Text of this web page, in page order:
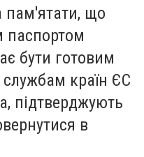
пам'ятати, що
паспортом
бути готовим
країн ЄС
підтверджують
в